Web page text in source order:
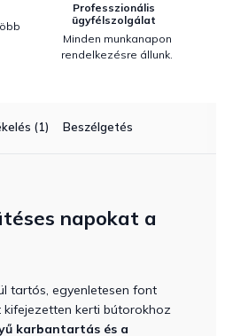
Professzionális
ügyfélszolgálat
Minden munkanapon
rendelkezésre állunk.
(1) Beszélgetés
napokat a
tartós, egyenletesen font
kifejezetten kerti bútorokhoz
karbantartás és a